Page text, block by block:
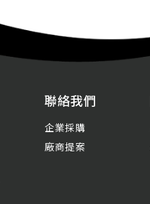
聯絡我們
企業採購
廠商提案